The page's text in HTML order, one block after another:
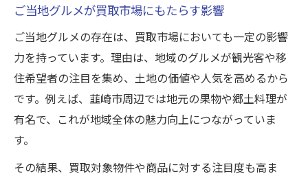
ご当地グルメが買取市場にもたらす影響
ご当地グルメの存在は、買取市場においても一定の影響
力を持っています。理由は、地域のグルメが観光客や移
住希望者の注目を集め、土地の価値や人気を高めるから
です。例えば、韮崎市周辺では地元の果物や郷土料理が
有名で、これが地域全体の魅力向上につながっていま
す。
その結果、買取対象物件や商品に対する注目度も高ま